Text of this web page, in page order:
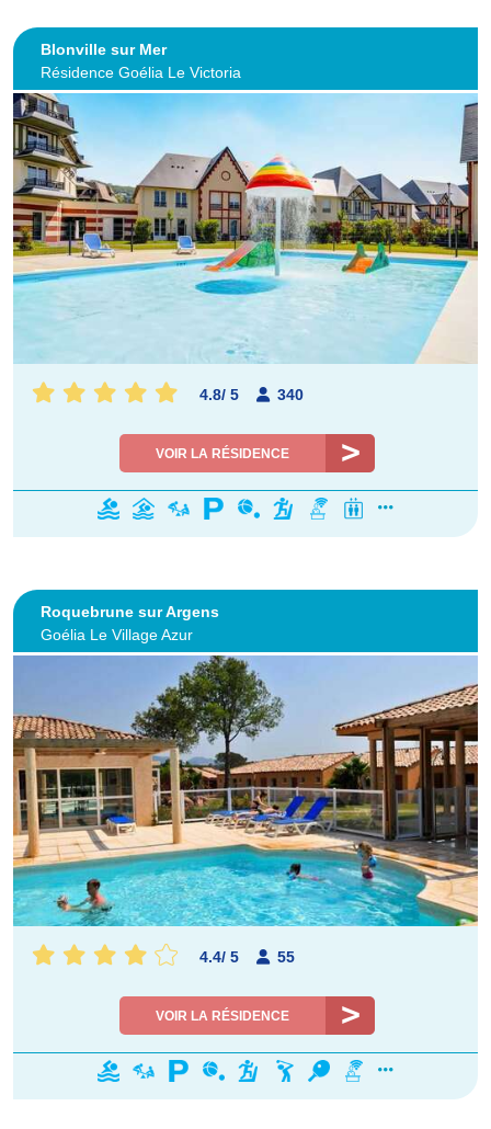
Blonville sur Mer
Résidence Goélia Le Victoria
4.8/ 5 340
VOIR LA RÉSIDENCE
Roquebrune sur Argens
Goélia Le Village Azur
4.4/ 5 55
VOIR LA RÉSIDENCE